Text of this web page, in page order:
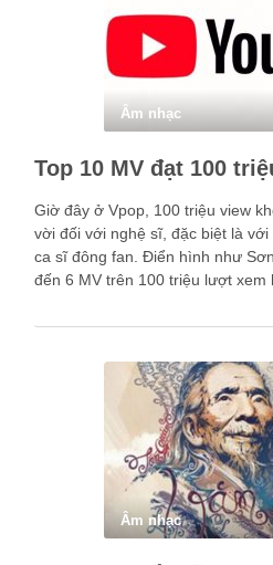
Âm nhạc
Giờ đây ở Vpop, 100 triệu view
vời đối với nghệ sĩ, đặc biệt là với
ca sĩ đông fan. Điển hình như
đến 6 MV trên 100 triệu lượt xem
Âm nhạc